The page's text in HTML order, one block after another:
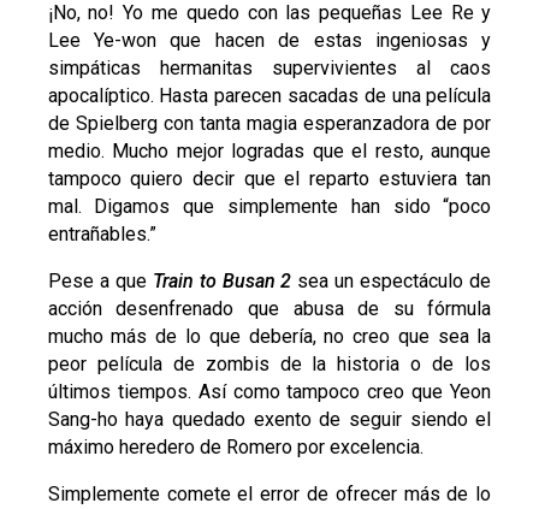
¡No, no! Yo me quedo con las pequeñas Lee Re y
Lee Ye-won que hacen de estas ingeniosas y
simpáticas hermanitas supervivientes al caos
apocalíptico. Hasta parecen sacadas de una película
de Spielberg con tanta magia esperanzadora de por
medio. Mucho mejor logradas que el resto, aunque
tampoco quiero decir que el reparto estuviera tan
mal. Digamos que simplemente han sido “poco
entrañables.”
Pese a que Train to Busan 2 sea un espectáculo de
acción desenfrenado que abusa de su fórmula
mucho más de lo que debería, no creo que sea la
peor película de zombis de la historia o de los
últimos tiempos. Así como tampoco creo que Yeon
Sang-ho haya quedado exento de seguir siendo el
máximo heredero de Romero por excelencia.
Simplemente comete el error de ofrecer más de lo